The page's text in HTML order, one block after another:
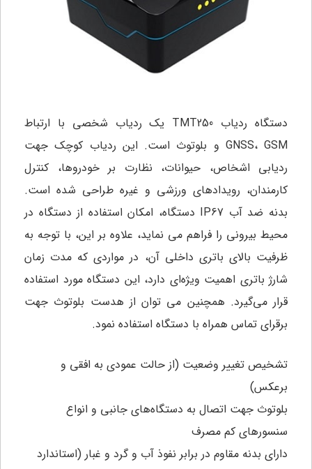
دستگاه ردیاب TMT250 یک ردیاب شخصی با ارتباط
GNSS، GSM و بلوتوث است. این ردیاب کوچک جهت
ردیابی اشخاص، حیوانات، نظارت بر خودروها، کنترل
کارمندان، رویدادهای ورزشی و غیره طراحی شده است.
بدنه ضد آب IP67 دستگاه، امکان استفاده از دستگاه در
محیط بیرونی را فراهم می نماید، علاوه بر این، با توجه به
ظرفیت بالای باتری داخلی آن، در مواردی که مدت زمان
شارژ باتری اهمیت ویژه‌ای دارد، این دستگاه مورد استفاده
قرار می‌گیرد. همچنین می توان از هدست بلوتوث جهت
برقرای تماس همراه با دستگاه استفاده نمود.
تشخیص تغییر وضعیت (از حالت عمودی به افقی و
برعکس)
بلوتوث جهت اتصال به دستگاه‌های جانبی و انواع
سنسورهای کم مصرف
دارای بدنه مقاوم در برابر نفوذ آب و گرد و غبار (استاندارد